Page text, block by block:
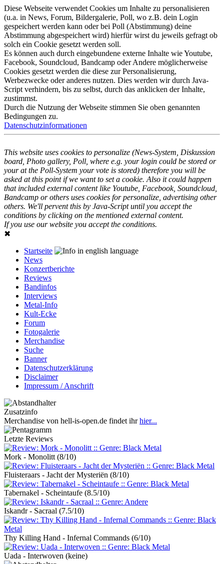
Diese Webseite verwendet Cookies um Inhalte zu personalisieren
(u.a. in News, Forum, Bildergalerie, Poll, wo z.B. dein Login
gespeichert werden kann oder bei Poll (Abstimmung) deine
Abstimmung abgespeichert wird) hierfür wirst du jeweils gefragt ob
solch ein Cookie gesetzt werden soll.
Es können auch durch eingebundene externe Inhalte wie Youtube,
Facebook, Soundcloud, Bandcamp oder Andere möglicherweise
Cookies gesetzt werden die diese zur Personalisierung,
Werbezwecke oder anderes nutzen. Dies werden wir durch Java-
Script verhindern, bis zu selbst, durch das anklicken der Inhalte,
zustimmst.
Durch die Nutzung der Webseite stimmen Sie oben genannten
Bedingungen zu.
Datenschutzinformationen
This website uses cookies to personalize (News-System, Diskussion
board, Photo gallery, Poll, where e.g. your login could be stored or
your at the Poll-System your vote is stored) therefore you will be
asked at this point if we want to set a cookie. Also it could happen
that included external content like Youtube, Facebook, Soundcloud,
Bandcamp or others uses cookies for personalize, advertising other
others. We'll pervent this by Java-Script until you accept the
conditions by clicking on the mentioned external content.
If you use our website you accept the conditions.
✖
Startseite
News
Konzertberichte
Reviews
Bandinfos
Interviews
Metal-Info
Kult-Ecke
Forum
Fotogalerie
Merchandise
Suche
Banner
Datenschutzerklärung
Disclaimer
Impressum / Anschrift
Zusatzinfo
Merchandise von hell-is-open.de findet ihrhier...
Letzte Reviews
Mork - Monolitt (8/10)
Fluisteraars - Jacht der Mysteriën (8/10)
Tabernakel - Scheintaufe (8.5/10)
Iskandr - Sacraal (7.5/10)
Thy Killing Hand - Infernal Commands (6/10)
Uada - Interwoven (keine)